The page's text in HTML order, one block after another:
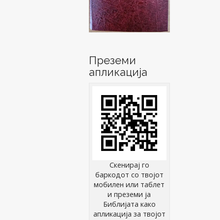
Преземи
апликација
Скенирај го
баркодот со твојот
мобилен или таблет
и преземи ја
Библијата како
апликација за твојот